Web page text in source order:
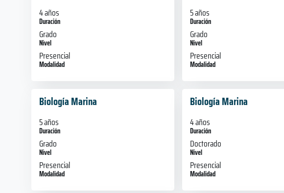
4 años
Duración
Grado
Nivel
Presencial
Modalidad
5 años
Duración
Grado
Nivel
Presencial
Modalidad
Biología Marina
5 años
Duración
Grado
Nivel
Presencial
Modalidad
Biología Marina
4 años
Duración
Doctorado
Nivel
Presencial
Modalidad